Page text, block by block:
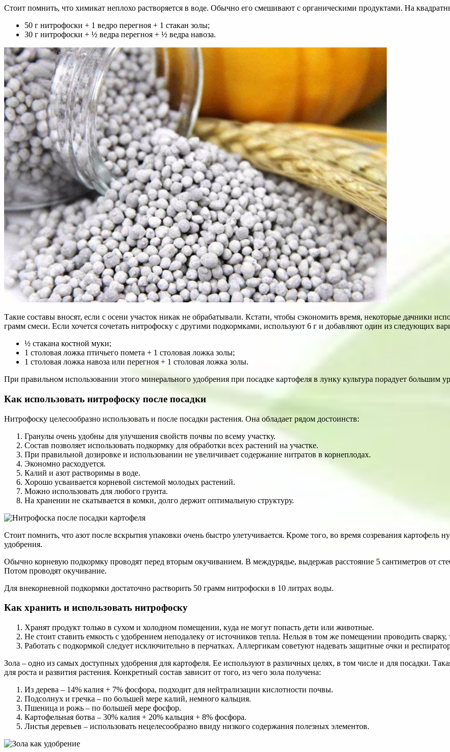
Стоит помнить, что химикат неплохо растворяется в воде. Обычно его смешивают с органическими продуктами. На
50 г нитрофоски + 1 ведро перегноя + 1 стакан золы;
30 г нитрофоски + ½ ведра перегноя + ½ ведра навоза.
Такие составы вносят, если с осени участок никак не обрабатывали. Кстати, чтобы сэкономить время, некоторые дачники
грамм смеси. Если хочется сочетать нитрофоску с другими подкормками, используют 6 г и добавляют один из следующих
½ стакана костной муки;
1 столовая ложка птичьего помета + 1 столовая ложка золы;
1 столовая ложка навоза или перегноя + 1 столовая ложка золы.
При правильном использовании этого минерального удобрения при посадке картофеля в лунку культура порадует большим
Как использовать нитрофоску после посадки
Нитрофоску целесообразно использовать и после посадки растения. Она обладает рядом достоинств:
Гранулы очень удобны для улучшения свойств почвы по всему участку.
Состав позволяет использовать подкормку для обработки всех растений на участке.
При правильной дозировке и использовании не увеличивает содержание нитратов в корнеплодах.
Экономно расходуется.
Калий и азот растворимы в воде.
Хорошо усваивается корневой системой молодых растений.
Можно использовать для любого грунта.
На хранении не скатывается в комки, долго держит оптимальную структуру.
Стоит помнить, что азот после вскрытия упаковки очень быстро улетучивается. Кроме того, во время созревания
удобрения.
Обычно корневую подкормку проводят перед вторым окучиванием. В междурядье, выдержав расстояние 5 сантиметров от
Потом проводят окучивание.
Для внекорневной подкормки достаточно растворить 50 грамм нитрофоски в 10 литрах воды.
Как хранить и использовать нитрофоску
Хранят продукт только в сухом и холодном помещении, куда не могут попасть дети или животные.
Не стоит ставить емкость с удобрением неподалеку от источников тепла. Нельзя в том же помещении проводить
Работать с подкормкой следует исключительно в перчатках. Аллергикам советуют надевать защитные очки и
Зола – одно из самых доступных удобрения для картофеля. Ее используют в различных целях, в том числе и для посадки.
для роста и развития растения. Конкретный состав зависит от того, из чего зола получена:
Из дерева – 14% калия + 7% фосфора, подходит для нейтрализации кислотности почвы.
Подсолнух и гречка – по большей мере калий, немного кальция.
Пшеница и рожь – по большей мере фосфор.
Картофельная ботва – 30% калия + 20% кальция + 8% фосфора.
Листья деревьев – использовать нецелесообразно ввиду низкого содержания полезных элементов.